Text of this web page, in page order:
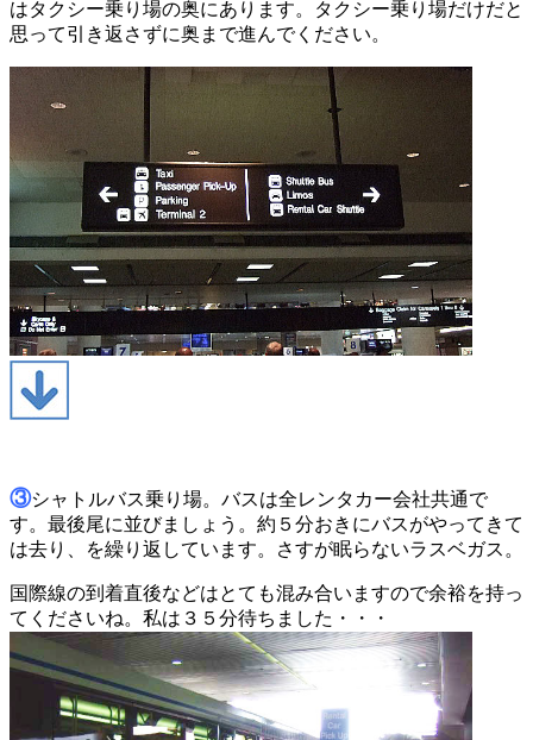
はタクシー乗り場の奥にあります。タクシー乗り場だけだと
思って引き返さずに奥まで進んでください。
③シャトルバス乗り場。バスは全レンタカー会社共通で
す。最後尾に並びましょう。約５分おきにバスがやってきて
は去り、を繰り返しています。さすが眠らないラスベガス。
国際線の到着直後などはとても混み合いますので余裕を持っ
てくださいね。私は３５分待ちました・・・